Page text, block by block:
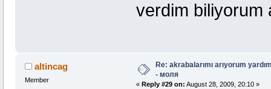
verdim biliyorum
altincag
Member
Re: akrabalarımı arıyorum
- моля
« Reply #29 on: August 28, 2009, 20:10 »